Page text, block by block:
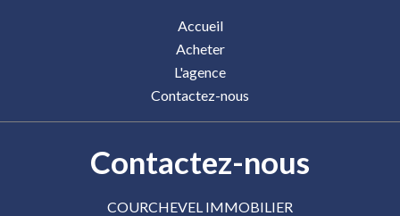
Accueil
Acheter
L'agence
Contactez-nous
Contactez-nous
COURCHEVEL IMMOBILIER